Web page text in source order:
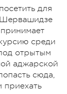
для
Шервашидзе
среди
отрытым
аджарской
сюда,
приехать